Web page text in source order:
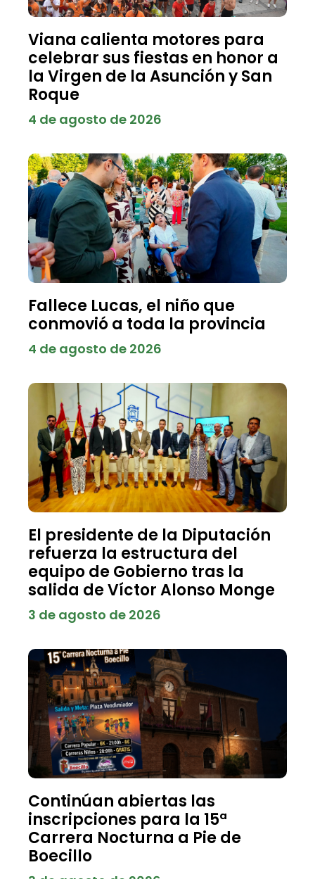
Viana calienta motores para
celebrar sus fiestas en honor a
la Virgen de la Asunción y San
Roque
4 de agosto de 2026
Fallece Lucas, el niño que
conmovió a toda la provincia
4 de agosto de 2026
El presidente de la Diputación
refuerza la estructura del
equipo de Gobierno tras la
salida de Víctor Alonso Monge
3 de agosto de 2026
Continúan abiertas las
inscripciones para la 15ª
Carrera Nocturna a Pie de
Boecillo